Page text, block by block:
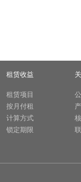
租赁收益
租赁项目
按月付租
计算方式
锁定期限